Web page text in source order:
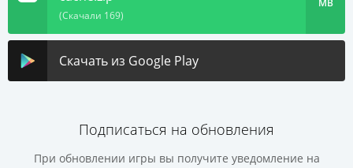
(Скачали 169)
MB
Скачать из Google Play
Подписаться на обновления
При обновлении игры вы получите уведомление на